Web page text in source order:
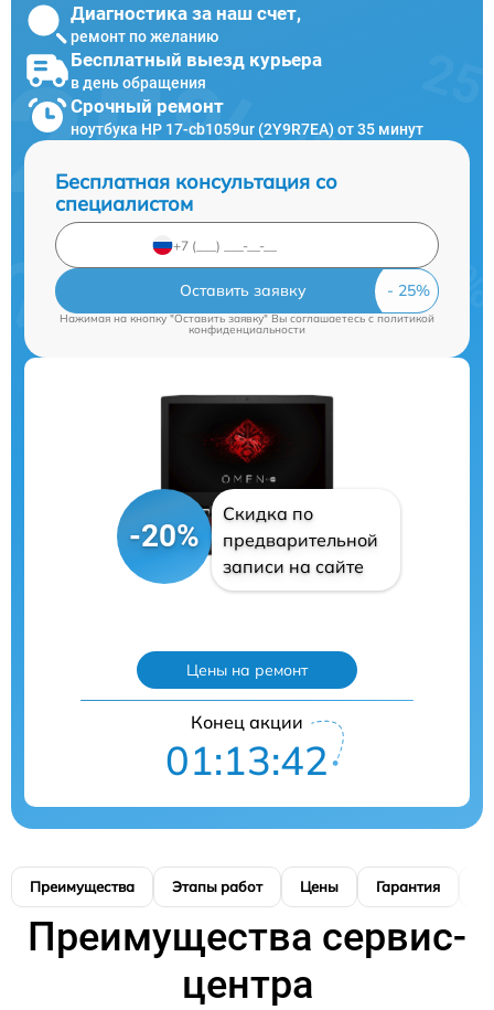
Диагностика за наш счет,
ремонт по желанию
Бесплатный выезд курьера
в день обращения
Срочный ремонт
ноутбука HP 17-cb1059ur (2Y9R7EA) от 35 минут
Бесплатная консультация со
специалистом
Оставить заявку
Нажимая на кнопку "Оставить заявку" Вы соглашаетесь cполитикой
конфиденциальности
-20%
Скидка по
предварительной
записи на сайте
Цены на ремонт
Конец акции
01:13:40
Преимущества Этапы работ Цены Гарантия
Преимущества сервис-
центра